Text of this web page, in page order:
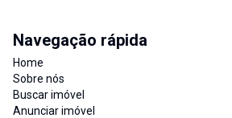
Navegação rápida
Home
Sobre nós
Buscar imóvel
Anunciar imóvel